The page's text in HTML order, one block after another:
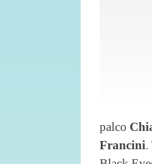
palco
Francini.